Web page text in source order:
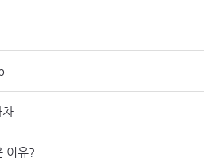
이유?